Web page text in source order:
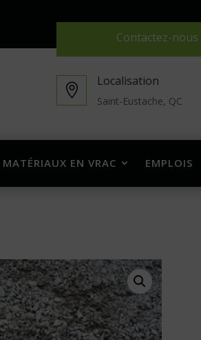
Contactez-nous

Localisation
Saint-Eustache, QC
MATÉRIAUX EN VRAC EMPLOIS